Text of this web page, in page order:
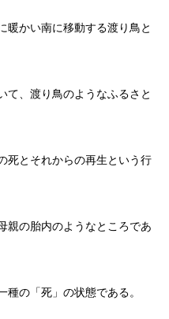
かい南に移動する渡り鳥と
、渡り鳥のようなふるさと
死とそれからの再生という行
の胎内のようなところであ
の「死」の状態である。